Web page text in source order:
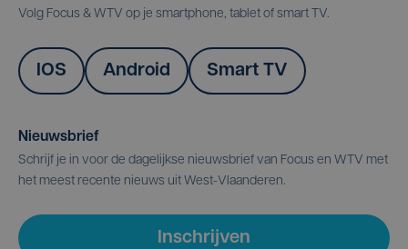
Volg Focus & WTV op je smartphone, tablet of smart TV.
IOS Android Smart TV
Nieuwsbrief
Schrijf je in voor de dagelijkse nieuwsbrief van Focus en WTV met
het meest recente nieuws uit West-Vlaanderen.
Inschrijven